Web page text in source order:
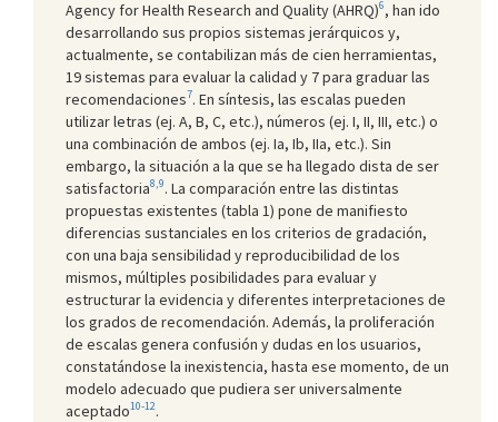
Agency for Health Research and Quality (AHRQ)6, han ido
desarrollando sus propios sistemas jerárquicos y,
actualmente, se contabilizan más de cien herramientas,
19 sistemas para evaluar la calidad y 7 para graduar las
recomendaciones7. En síntesis, las escalas pueden
utilizar letras (ej. A, B, C, etc.), números (ej. I, II, III, etc.) o
una combinación de ambos (ej. Ia, Ib, IIa, etc.). Sin
embargo, la situación a la que se ha llegado dista de ser
satisfactoria8,9. La comparación entre las distintas
propuestas existentes (tabla 1) pone de manifiesto
diferencias sustanciales en los criterios de gradación,
con una baja sensibilidad y reproducibilidad de los
mismos, múltiples posibilidades para evaluar y
estructurar la evidencia y diferentes interpretaciones de
los grados de recomendación. Además, la proliferación
de escalas genera confusión y dudas en los usuarios,
constatándose la inexistencia, hasta ese momento, de un
modelo adecuado que pudiera ser universalmente
aceptado10-12.